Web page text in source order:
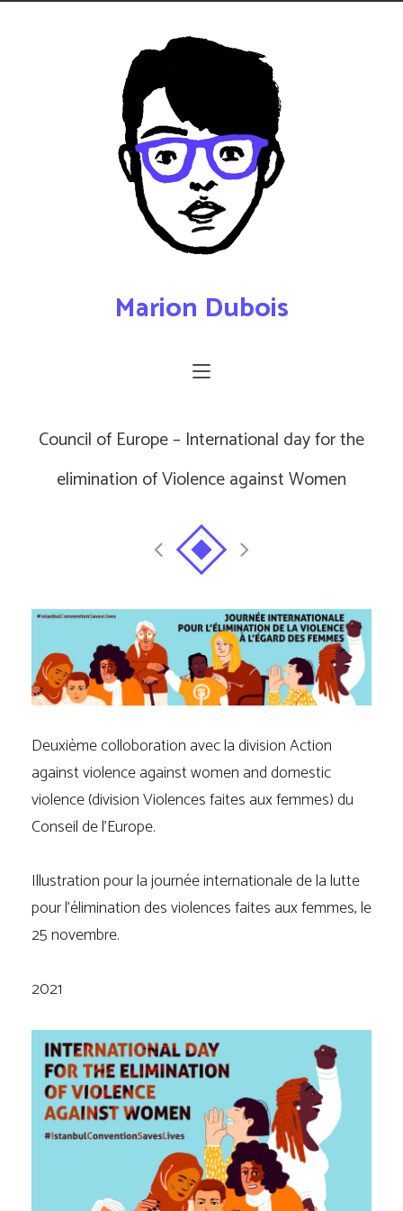
Marion Dubois
Council of Europe – International day for the
elimination of Violence against Women
Deuxième colloboration avec la division Action
against violence against women and domestic
violence (division Violences faites aux femmes) du
Conseil de l’Europe.
Illustration pour la journée internationale de la lutte
pour l’élimination des violences faites aux femmes, le
25 novembre.
2021